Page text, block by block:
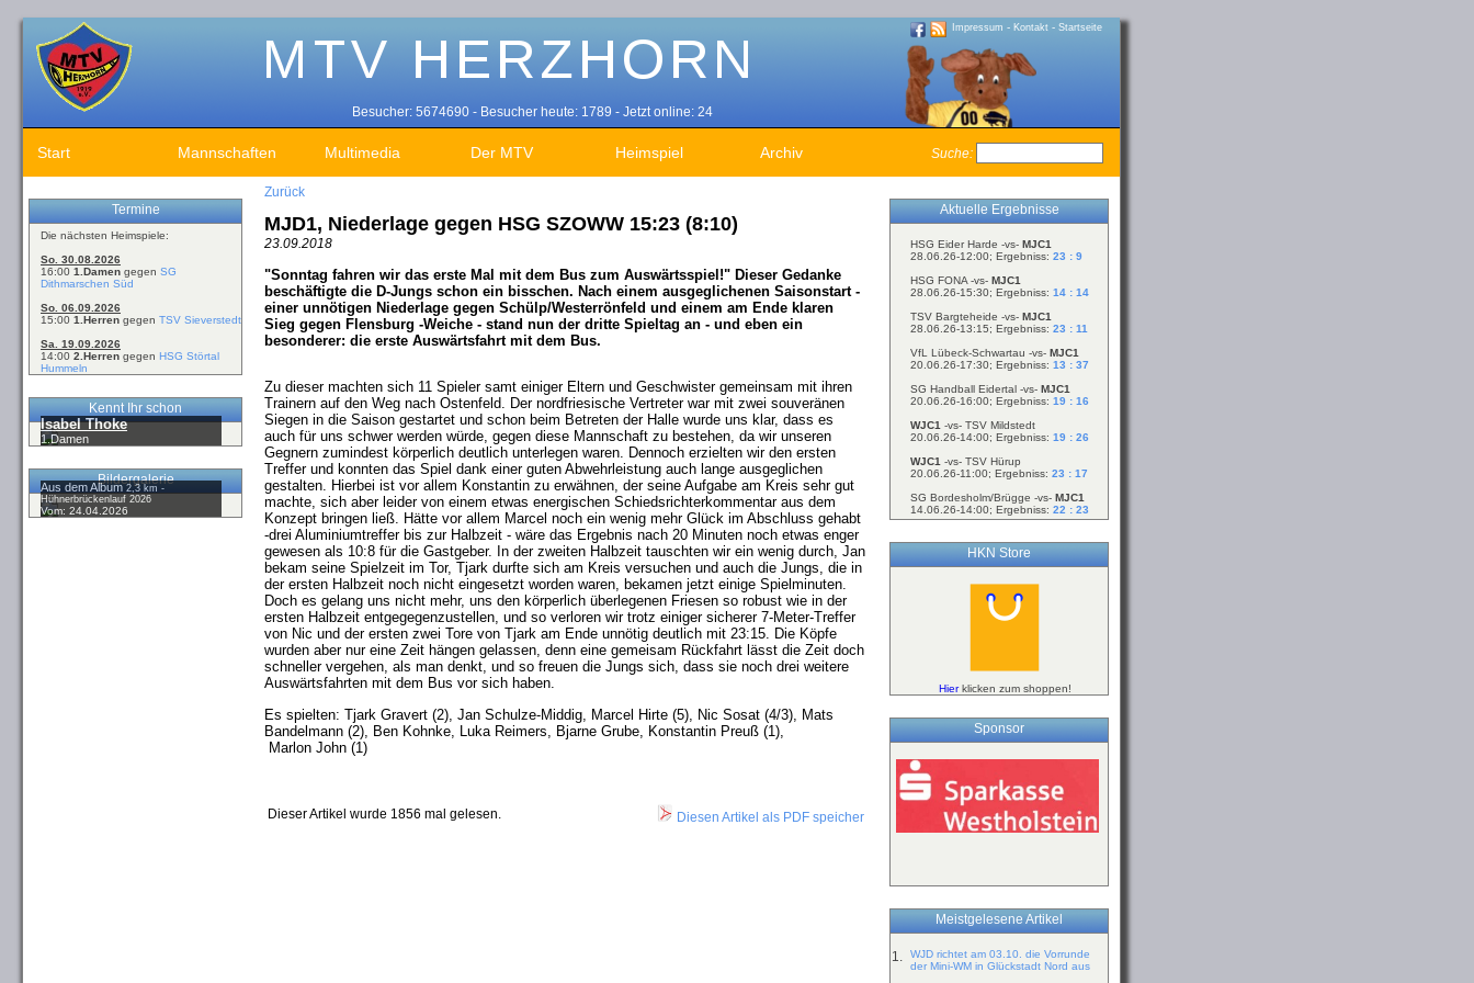
Impressum - Kontakt - Startseite
Besucher: 5674690 - Besucher heute: 1789 - Jetzt online: 24
Start Mannschaften Multimedia Der MTV Heimspiel Archiv Suche:
Termine
Die nächsten Heimspiele:
So. 30.08.2026
16:00 1.Damen gegen SG
Dithmarschen Süd
So. 06.09.2026
15:00 1.Herren gegen TSV Sieverstedt
Sa. 19.09.2026
14:00 2.Herren gegen HSG Störtal
Hummeln
Kennt Ihr schon
Isabel Thoke
1.Damen
Bildergalerie
Aus dem Album2,3 km -
Hühnerbrückenlauf 2026
Vom: 24.04.2026
Zurück
MJD1, Niederlage gegen HSG SZOWW 15:23 (8:10)
23.09.2018
"Sonntag fahren wir das erste Mal mit dem Bus zum Auswärtsspiel!" Dieser Gedanke
beschäftigte die D-Jungs schon ein bisschen. Nach einem ausgeglichenen Saisonstart -
einer unnötigen Niederlage gegen Schülp/Westerrönfeld und einem am Ende klaren
Sieg gegen Flensburg -Weiche - stand nun der dritte Spieltag an - und eben ein
besonderer: die erste Auswärtsfahrt mit dem Bus.
Zu dieser machten sich 11 Spieler samt einiger Eltern und Geschwister gemeinsam mit ihren
Trainern auf den Weg nach Ostenfeld. Der nordfriesische Vertreter war mit zwei souveränen
Siegen in die Saison gestartet und schon beim Betreten der Halle wurde uns klar, dass es
auch für uns schwer werden würde, gegen diese Mannschaft zu bestehen, da wir unseren
Gegnern zumindest körperlich deutlich unterlegen waren. Dennoch erzielten wir den ersten
Treffer und konnten das Spiel dank einer guten Abwehrleistung auch lange ausgeglichen
gestalten. Hierbei ist vor allem Konstantin zu erwähnen, der seine Aufgabe am Kreis sehr gut
machte, sich aber leider von einem etwas energischen Schiedsrichterkommentar aus dem
Konzept bringen ließ. Hätte vor allem Marcel noch ein wenig mehr Glück im Abschluss gehabt
-drei Aluminiumtreffer bis zur Halbzeit - wäre das Ergebnis nach 20 Minuten noch etwas enger
gewesen als 10:8 für die Gastgeber. In der zweiten Halbzeit tauschten wir ein wenig durch, Jan
bekam seine Spielzeit im Tor, Tjark durfte sich am Kreis versuchen und auch die Jungs, die in
der ersten Halbzeit noch nicht eingesetzt worden waren, bekamen jetzt einige Spielminuten.
Doch es gelang uns nicht mehr, uns den körperlich überlegenen Friesen so robust wie in der
ersten Halbzeit entgegegenzustellen, und so verloren wir trotz einiger sicherer 7-Meter-Treffer
von Nic und der ersten zwei Tore von Tjark am Ende unnötig deutlich mit 23:15. Die Köpfe
wurden aber nur eine Zeit hängen gelassen, denn eine gemeisam Rückfahrt lässt die Zeit doch
schneller vergehen, als man denkt, und so freuen die Jungs sich, dass sie noch drei weitere
Auswärtsfahrten mit dem Bus vor sich haben.
Es spielten: Tjark Gravert (2), Jan Schulze-Middig, Marcel Hirte (5), Nic Sosat (4/3), Mats
Bandelmann (2), Ben Kohnke, Luka Reimers, Bjarne Grube, Konstantin Preuß (1),
Marlon John (1)
Dieser Artikel wurde 1856 mal gelesen. Diesen Artikel als PDF speicher
Aktuelle Ergebnisse
HSG Eider Harde -vs- MJC1
28.06.26-12:00; Ergebniss: 23 : 9
HSG FONA -vs- MJC1
28.06.26-15:30; Ergebniss: 14 : 14
TSV Bargteheide -vs- MJC1
28.06.26-13:15; Ergebniss: 23 : 11
VfL Lübeck-Schwartau -vs- MJC1
20.06.26-17:30; Ergebniss: 13 : 37
SG Handball Eidertal -vs- MJC1
20.06.26-16:00; Ergebniss: 19 : 16
WJC1 -vs- TSV Mildstedt
20.06.26-14:00; Ergebniss: 19 : 26
WJC1 -vs- TSV Hürup
20.06.26-11:00; Ergebniss: 23 : 17
SG Bordesholm/Brügge -vs- MJC1
14.06.26-14:00; Ergebniss: 22 : 23
HKN Store
Hierklicken zum shoppen!
Sponsor
Meistgelesene Artikel
1.
WJD richtet am 03.10. die Vorrunde
der Mini-WM in Glückstadt Nord aus